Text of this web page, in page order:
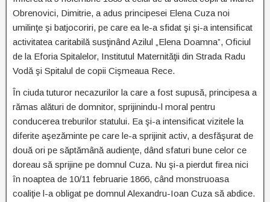
Obrenovici, Dimitrie, a adus principesei Elena Cuza noi
umilinţe şi batjocoriri, pe care ea le-a sfidat şi şi-a intensificat
activitatea caritabilă susţinând Azilul „Elena Doamna”, Oficiul
de la Eforia Spitalelor, Institutul Maternităţii din Strada Radu
Vodă şi Spitalul de copii Cişmeaua Rece.
În ciuda tuturor necazurilor la care a fost supusă, principesa a
rămas alături de domnitor, sprijinindu-l moral pentru
conducerea treburilor statului. Ea şi-a intensificat vizitele la
diferite aşezăminte pe care le-a sprijinit activ, a desfăşurat de
două ori pe săptămână audienţe, dând sfaturi bune celor ce
doreau să sprijine pe domnul Cuza. Nu şi-a pierdut firea nici
în noaptea de 10/11 februarie 1866, când monstruoasa
coaliţie l-a obligat pe domnul Alexandru-Ioan Cuza să abdice.